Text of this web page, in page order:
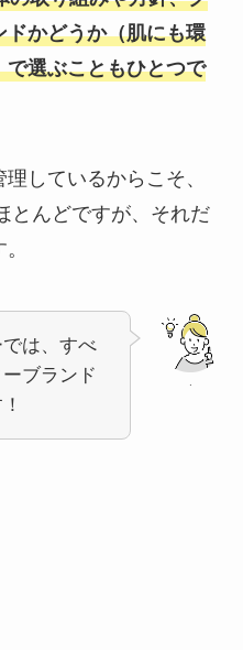
かどうか（肌にも環
選ぶこともひとつで
しているからこそ、
とんどですが、それだ
は、すべ
ブランド